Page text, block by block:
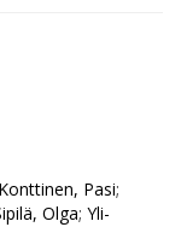
Konttinen, Pasi;
Olga; Yli-